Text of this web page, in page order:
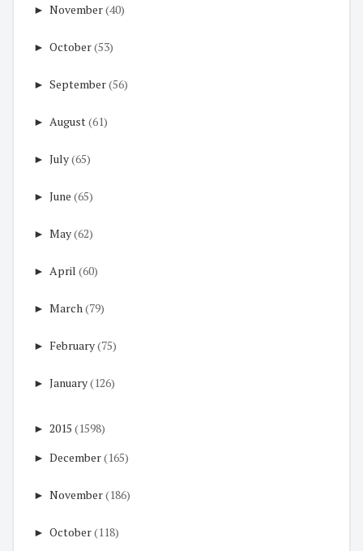
► November(40)
► October(53)
► September(56)
► August(61)
► July(65)
► June (65)
► May(62)
► April (60)
► March (79)
► February(75)
► January(126)
► 2015 (1598)
► December(165)
► November(186)
► October(118)